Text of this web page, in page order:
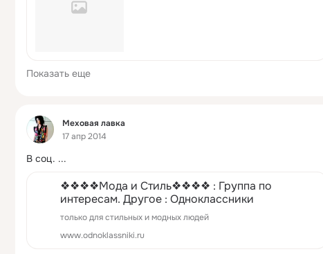
Показать еще
Фид
Меховая лавка
17 апр 2014
В соц. ...
❖❖❖❖Мода и Стиль❖❖❖❖ : Группа по
интересам. Другое : Одноклассники
только для стильных и модных людей
www.odnoklassniki.ru